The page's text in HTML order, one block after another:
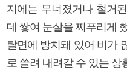
지에는 무너졌거나 철거
데 쌓여 눈살을 찌푸리게
탈면에 방치돼 있어 비가
로 쓸려 내려갈 수 있는 상